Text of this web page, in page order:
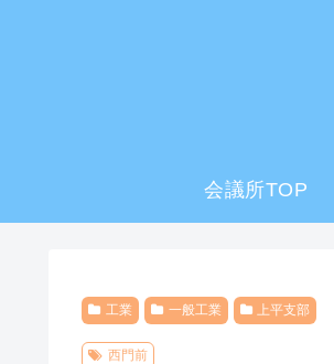
会議所TOP
工業 一般工業 上平支部
西門前